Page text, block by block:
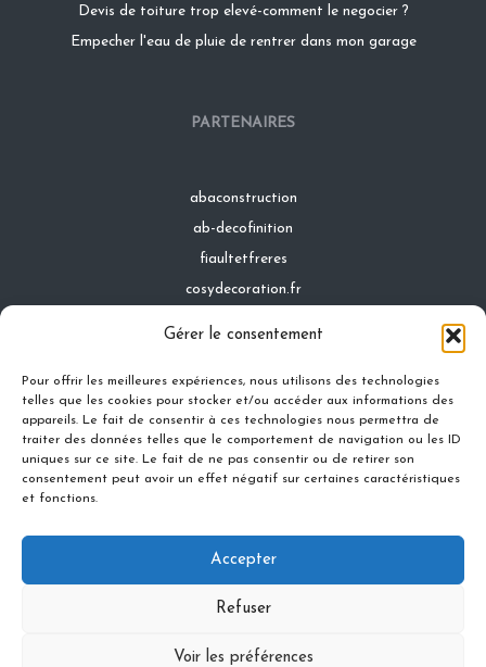
Gérer le consentement
Pour offrir les meilleures expériences, nous utilisons des technologies
telles que les cookies pour stocker et/ou accéder aux informations des
appareils. Le fait de consentir à ces technologies nous permettra de
traiter des données telles que le comportement de navigation ou les ID
uniques sur ce site. Le fait de ne pas consentir ou de retirer son
consentement peut avoir un effet négatif sur certaines caractéristiques
et fonctions.
Accepter
Refuser
Voir les préférences
Devis de toiture trop elevé-comment le negocier ?
Empecher l'eau de pluie de rentrer dans mon garage
PARTENAIRES
abaconstruction
ab-decofinition
fiaultetfreres
cosydecoration.fr
Contact
Mentions légales
Conditions générales de vente
Politique de cookies